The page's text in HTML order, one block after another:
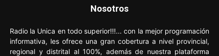
Nosotros
Radio la Unica en todo superior!!!... con la mejor programación
informativa, les ofrece una gran cobertura a nivel provincial,
regional y distrital al 100%, además de nuestra plataforma